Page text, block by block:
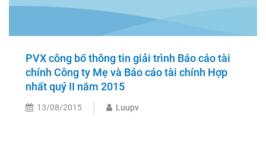
PVX công bố thông tin giải trình Báo cáo tài
chính Công ty Mẹ và Báo cáo tài chính Hợp
nhất quý II năm 2015
13/08/2015 Luupv